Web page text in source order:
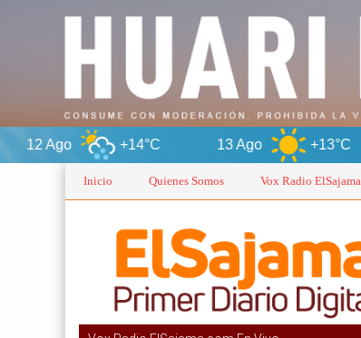
+14°C 13 Ago +13°C
Inicio Quienes Somos Vox Radio ElSajama